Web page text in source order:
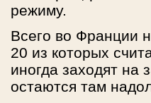
режиму.
Всего во Франции
20 из которых
иногда заходят на
остаются там